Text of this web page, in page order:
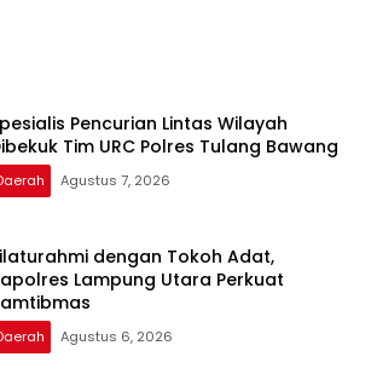
Pencurian Lintas Wilayah
Tim URC Polres Tulang Bawang
Agustus 7, 2026
dengan Tokoh Adat,
Lampung Utara Perkuat
Agustus 6, 2026